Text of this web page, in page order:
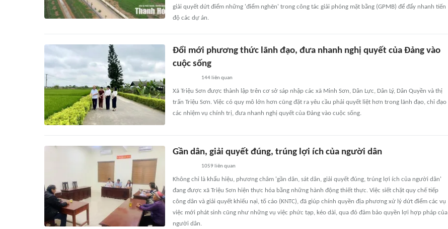
giải quyết dứt điểm những 'điểm nghẽn' trong công tác giải phóng mặt bằng (GPMB) để đẩy nhanh tiến
độ các dự án.
Đổi mới phương thức lãnh đạo, đưa nhanh nghị quyết của Đảng vào
cuộc sống
144 liên quan
Xã Triệu Sơn được thành lập trên cơ sở sáp nhập các xã Minh Sơn, Dân Lực, Dân Lý, Dân Quyền và thị
trấn Triệu Sơn. Việc có quy mô lớn hơn cũng đặt ra yêu cầu phải quyết liệt hơn trong lãnh đạo, chỉ đạo
các nhiệm vụ chính trị, đưa nhanh nghị quyết của Đảng vào cuộc sống.
Gần dân, giải quyết đúng, trúng lợi ích của người dân
1059 liên quan
Không chỉ là khẩu hiệu, phương châm 'gần dân, sát dân, giải quyết đúng, trúng lợi ích của người dân'
đang được xã Triệu Sơn hiện thực hóa bằng những hành động thiết thực. Việc siết chặt quy chế tiếp
công dân và giải quyết khiếu nại, tố cáo (KNTC), đã giúp chính quyền địa phương xử lý dứt điểm các vụ
việc mới phát sinh cũng như những vụ việc phức tạp, kéo dài, qua đó đảm bảo quyền lợi hợp pháp của
người dân.